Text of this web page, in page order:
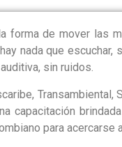
forma de mover las
hay nada que
sin ruidos.
Transambiental,
capacitación
para